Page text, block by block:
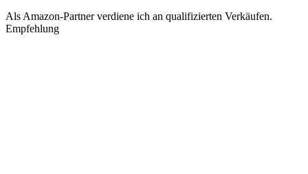
Als Amazon-Partner verdiene ich an qualifizierten Verkäufen.
Empfehlung